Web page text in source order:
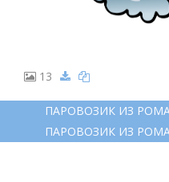
13
ПАРОВОЗИК ИЗ
ПАРОВОЗИК ИЗ